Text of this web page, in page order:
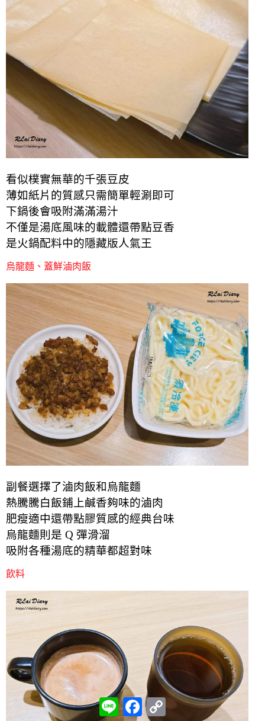
看似樸實無華的千張豆皮
薄如紙片的質感只需簡單輕涮即可
下鍋後會吸附滿滿湯汁
不僅是湯底風味的載體還帶點豆香
是火鍋配料中的隱藏版人氣王
烏龍麵、蓋鮮滷肉飯
副餐選擇了滷肉飯和烏龍麵
熱騰騰白飯鋪上鹹香夠味的滷肉
肥瘦適中還帶點膠質感的經典台味
烏龍麵則是 Q 彈滑溜
吸附各種湯底的精華都超對味
飲料
L
F
a